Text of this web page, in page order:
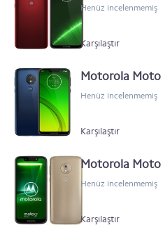
Henüz incelenmemiş
Karşılaştır
Motorola Moto
Henüz incelenmemiş
Karşılaştır
Motorola Moto
Henüz incelenmemiş
Karşılaştır